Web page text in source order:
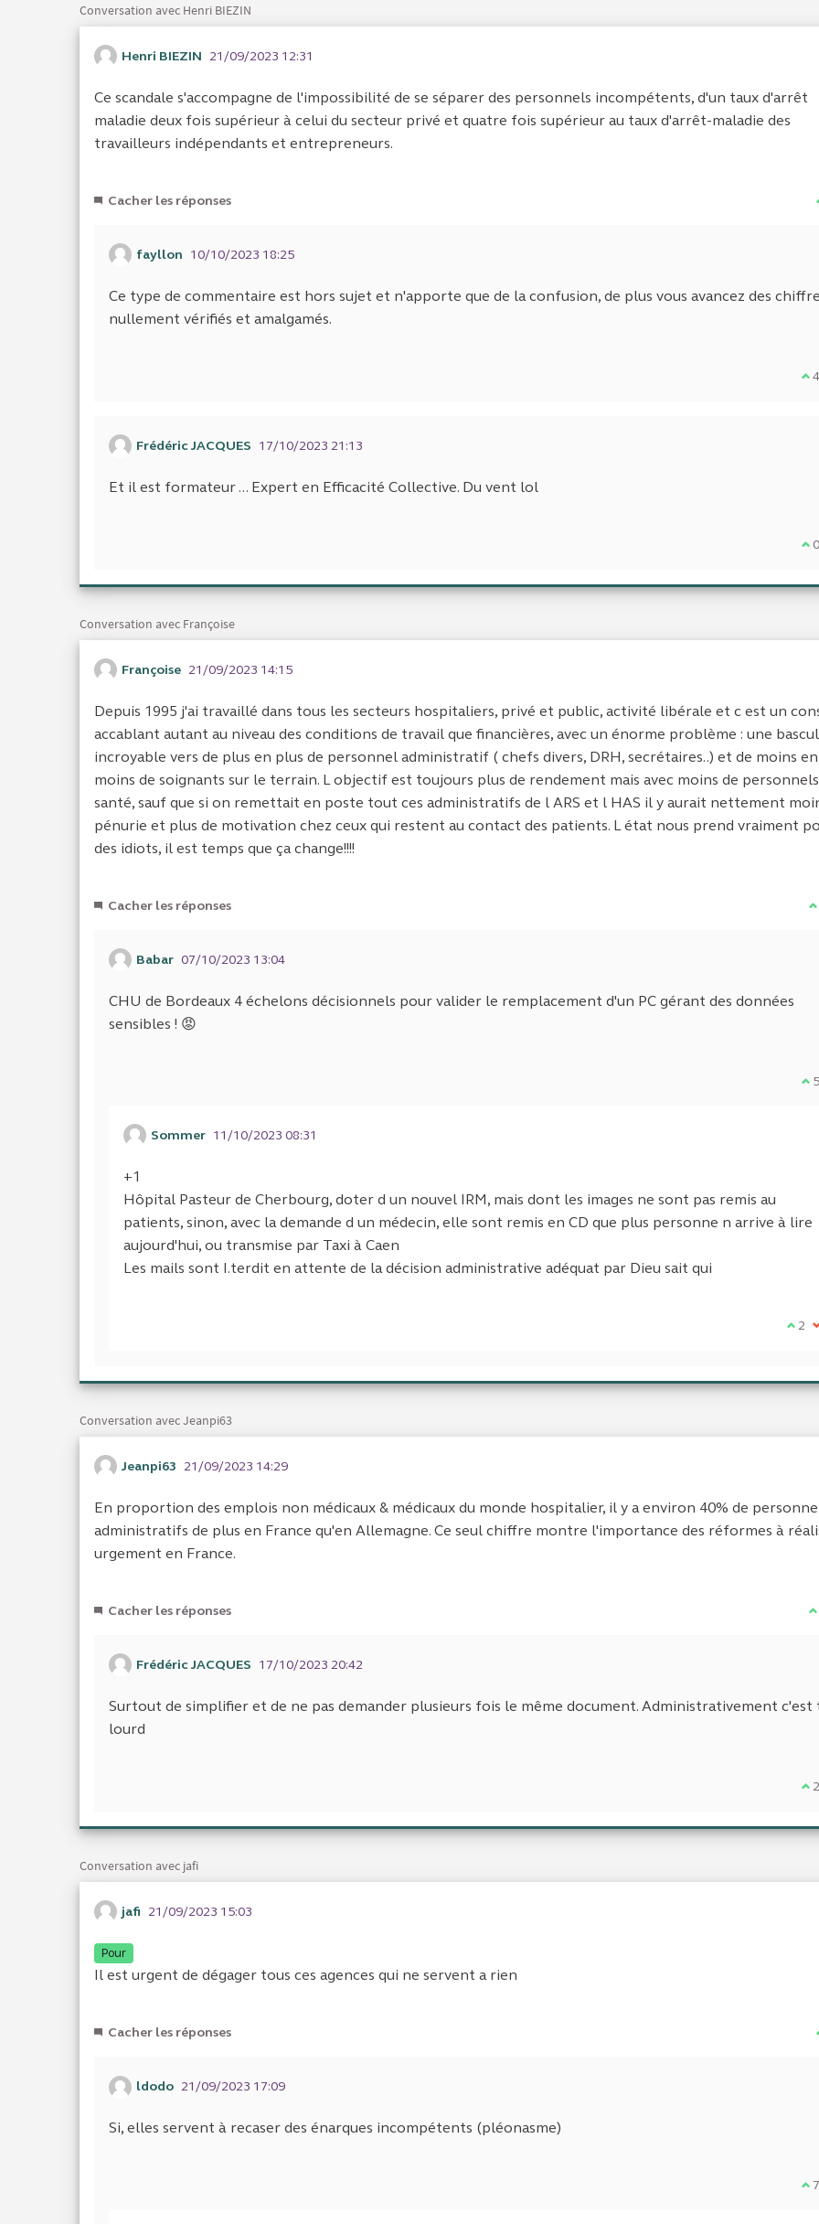
Conversation avec Henri BIEZIN
Henri BIEZIN 21/09/2023 12:31
Ce scandale s'accompagne de l'impossibilité de se séparer des personnels incompétents, d'un taux d'arrêt
maladie deux fois supérieur à celui du secteur privé et quatre fois supérieur au taux d'arrêt-maladie des
travailleurs indépendants et entrepreneurs.
Cacher les réponses
fayllon 10/10/2023 18:25
Ce type de commentaire est hors sujet et n'apporte que de la confusion, de plus vous avancez des
nullement vérifiés et amalgamés.
Je4
Frédéric JACQUES 17/10/2023 21:13
Et il est formateur ... Expert en Efficacité Collective. Du vent lol
Je0
Conversation avec Françoise
Françoise 21/09/2023 14:15
Depuis 1995 j'ai travaillé dans tous les secteurs hospitaliers, privé et public, activité libérale et c est un
accablant autant au niveau des conditions de travail que financières, avec un énorme problème : une
incroyable vers de plus en plus de personnel administratif ( chefs divers, DRH, secrétaires..) et de moins en
moins de soignants sur le terrain. L objectif est toujours plus de rendement mais avec moins de
santé, sauf que si on remettait en poste tout ces administratifs de l ARS et l HAS il y aurait nettement
pénurie et plus de motivation chez ceux qui restent au contact des patients. L état nous prend vraiment
des idiots, il est temps que ça change!!!!
Cacher les réponses
Babar 07/10/2023 13:04
CHU de Bordeaux 4 échelons décisionnels pour valider le remplacement d'un PC gérant des données
sensibles ! 😡
Je5
Sommer 11/10/2023 08:31
+1
Hôpital Pasteur de Cherbourg, doter d un nouvel IRM, mais dont les images ne sont pas remis au
patients, sinon, avec la demande d un médecin, elle sont remis en CD que plus personne n arrive à lire
aujourd'hui, ou transmise par Taxi à Caen
Les mails sont I.terdit en attente de la décision administrative adéquat par Dieu sait qui
Je2
Conversation avec Jeanpi63
Jeanpi63 21/09/2023 14:29
En proportion des emplois non médicaux & médicaux du monde hospitalier, il y a environ 40% de
administratifs de plus en France qu'en Allemagne. Ce seul chiffre montre l'importance des réformes à
urgement en France.
Cacher les réponses
Frédéric JACQUES 17/10/2023 20:42
Surtout de simplifier et de ne pas demander plusieurs fois le même document. Administrativement c'est
lourd
Je2
Conversation avec jafi
jafi 21/09/2023 15:03
Pour
Il est urgent de dégager tous ces agences qui ne servent a rien
Cacher les réponses
ldodo 21/09/2023 17:09
Si, elles servent à recaser des énarques incompétents (pléonasme)
Je7